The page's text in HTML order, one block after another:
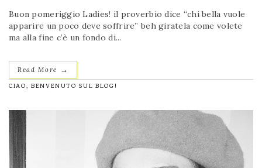
Buon pomeriggio Ladies! il proverbio dice “chi bella vuole
apparire un poco deve soffrire” beh giratela come volete
ma alla fine c’è un fondo di...
Read More →
CIAO, BENVENUTO SUL BLOG!